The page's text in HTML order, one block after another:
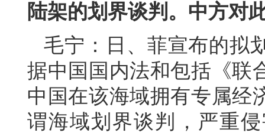
陆架的划界谈判。中方对
毛宁：日、菲宣布的拟
据中国国内法和包括《联
中国在该海域拥有专属经
谓海域划界谈判，严重